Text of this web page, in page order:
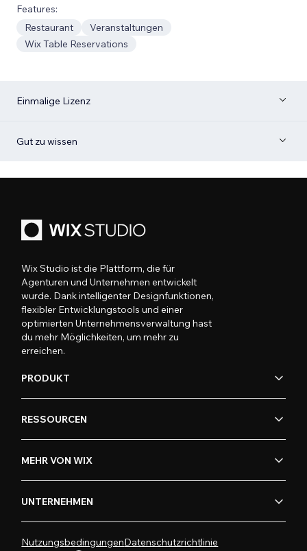
Features:
Restaurant
Veranstaltungen
Wix Table Reservations
Einmalige Lizenz
Gut zu wissen
Wix Studio ist die Plattform, die für
Agenturen und Unternehmen entwickelt
wurde. Dank intelligenter Designfunktionen,
flexibler Entwicklungstools und einer
optimierten Unternehmensverwaltung hast
du mehr Möglichkeiten, um mehr zu
erreichen.
PRODUKT
RESSOURCEN
MEHR VON WIX
UNTERNEHMEN
NutzungsbedingungenDatenschutzrichtlinie